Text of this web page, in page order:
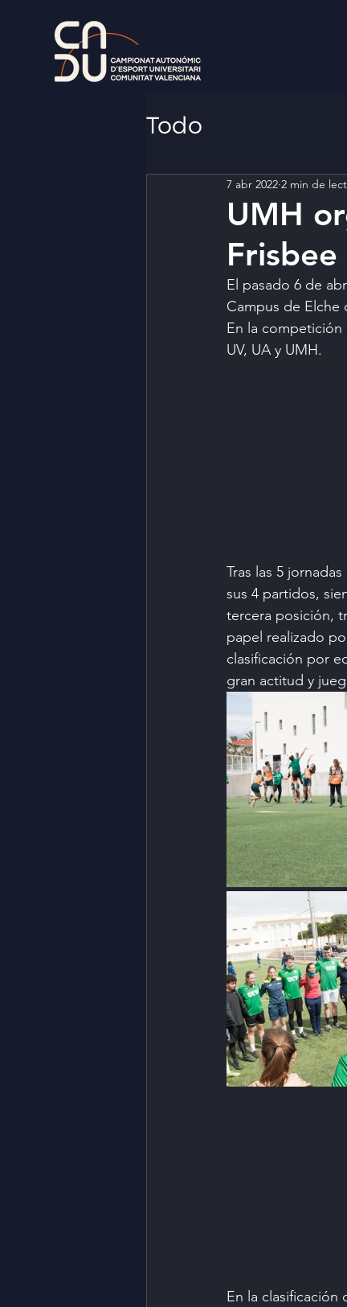
Todo
UMH
Frisbee
7 abr 2022 2 min de
El pasado 6 de
Campus de Elche
En la competición
UV, UA y UMH.
Tras las 5
sus 4 partidos,
tercera posición,
papel realizado
clasificación por
gran actitud y
En la clasificación